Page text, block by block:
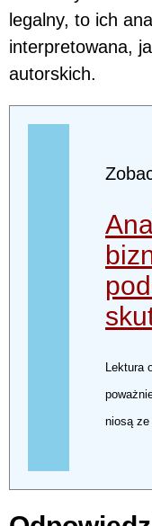
legalny, to ich
interpretowana,
autorskich.
Lektura
niosą